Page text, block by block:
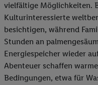
vielfältige Möglichkeiten.
Kulturinteressierte
besichtigen, während
Stunden an
Energiespeicher wieder
Abenteuer schaffen
Bedingungen, etwa für